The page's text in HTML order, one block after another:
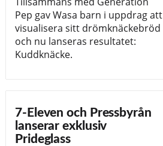
Pep gav Wasa barn i uppdrag att
visualisera sitt drömknäckebröd
och nu lanseras resultatet:
Kuddknäcke.
7-Eleven och Pressbyrån
lanserar exklusiv
Prideglass